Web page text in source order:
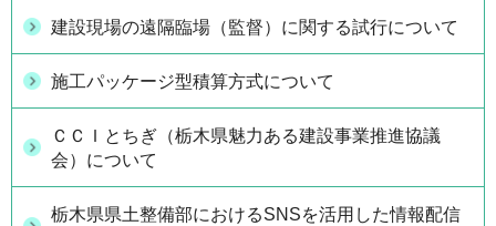
建設現場の遠隔臨場（監督）に関する試行について
施工パッケージ型積算方式について
ＣＣＩとちぎ（栃木県魅力ある建設事業推進協議
会）について
栃木県県土整備部におけるSNSを活用した情報配信